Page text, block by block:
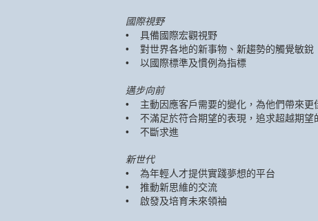
國際視野
• 具備國際宏觀視野
• 對世界各地的新事物、新趨勢的觸覺敏銳
• 以國際標準及慣例為指標
邁步向前
• 主動因應客戶需要的變化，為他們帶來更
• 不滿足於符合期望的表現，追求超越期望
• 不斷求進
新世代
• 為年輕人才提供實踐夢想的平台
• 推動新思維的交流
• 啟發及培育未來領袖